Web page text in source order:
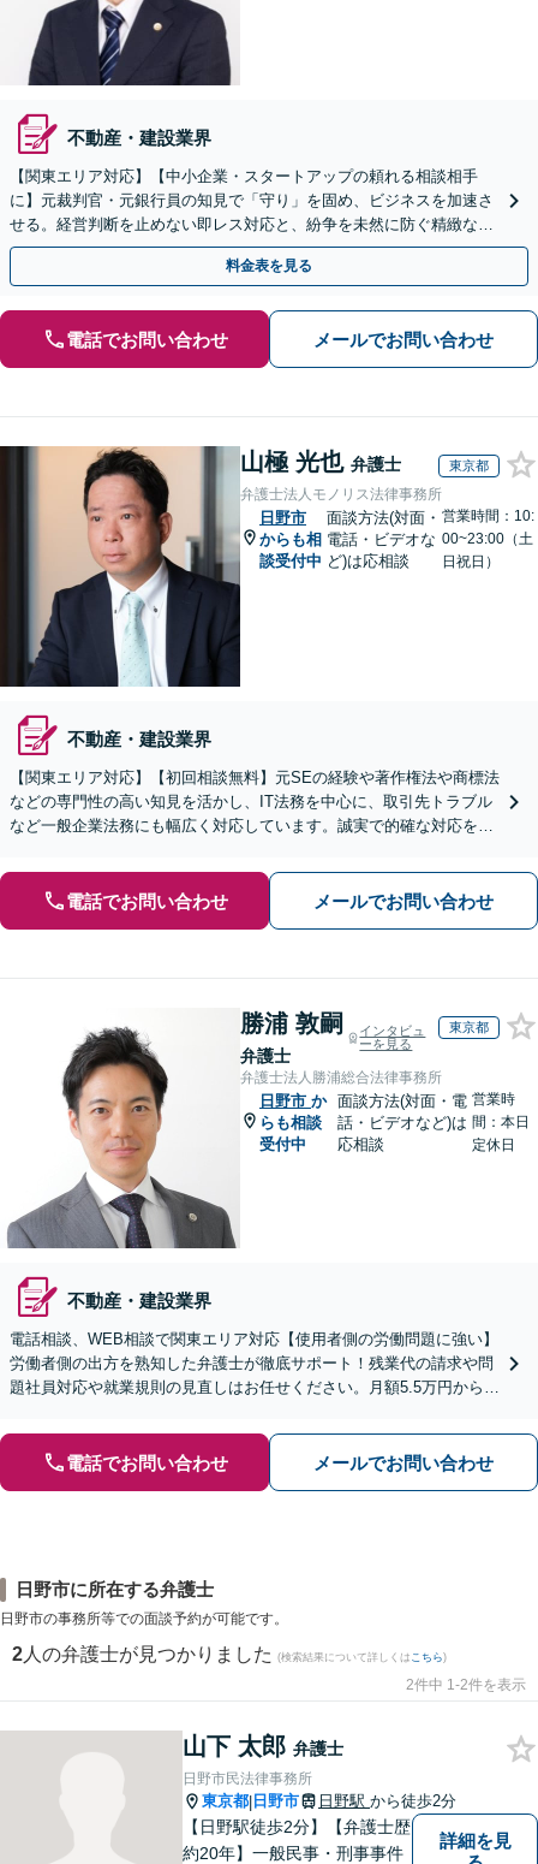
不動産・建設業界
【関東エリア対応】【中小企業・スタートアップの頼れる相談相手
に】元裁判官・元銀行員の知見で「守り」を固め、ビジネスを加速さ
せる。経営判断を止めない即レス対応と、紛争を未然に防ぐ精緻な契
約戦略。【夜間・WEB相談可】
料金表を見る
電話でお問い合わせ メールでお問い合わせ
山極 光也 弁護士 東京都
弁護士法人モノリス法律事務所
日野市
からも相
談受付中
面談方法(対面・
電話・ビデオな
ど)は応相談
営業時間：10:
00~23:00（土
日祝日）
不動産・建設業界
【関東エリア対応】【初回相談無料】元SEの経験や著作権法や商標法
などの専門性の高い知見を活かし、IT法務を中心に、取引先トラブル
など一般企業法務にも幅広く対応しています。誠実で的確な対応を心
電話でお問い合わせ メールでお問い合わせ
勝浦 敦嗣
弁護士
インタビュ
ーを見る
東京都
弁護士法人勝浦総合法律事務所
日野市 か
らも相談
受付中
面談方法(対面・電
話・ビデオなど)は
応相談
営業時
間：本日
定休日
不動産・建設業界
電話相談、WEB相談で関東エリア対応【使用者側の労働問題に強い】
労働者側の出方を熟知した弁護士が徹底サポート！残業代の請求や問
題社員対応や就業規則の見直しはお任せください。月額5.5万円からの
電話でお問い合わせ メールでお問い合わせ
日野市に所在する弁護士
日野市の事務所等での面談予約が可能です。
2 人の弁護士が見つかりました (検索結果について詳しくは こちら)
2件中 1-2件を表示
山下 太郎 弁護士
日野市民法律事務所
東京都| 日野市 日野駅 から徒歩2分
【日野駅徒歩2分】【弁護士歴
約20年】一般民事・刑事事件
詳細を見